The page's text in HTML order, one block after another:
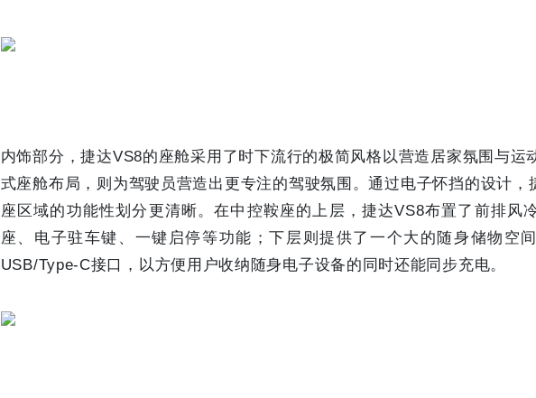
内饰部分，捷达VS8的座舱采用了时下流行的极简风格以营造居家氛围与运
式座舱布局，则为驾驶员营造出更专注的驾驶氛围。通过电子怀挡的设计，
座区域的功能性划分更清晰。在中控鞍座的上层，捷达VS8布置了前排风
座、电子驻车键、一键启停等功能；下层则提供了一个大的随身储物空
USB/Type-C接口，以方便用户收纳随身电子设备的同时还能同步充电。